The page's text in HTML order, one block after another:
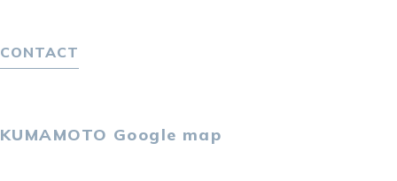
KUMAMOTO Google map
CONTACT